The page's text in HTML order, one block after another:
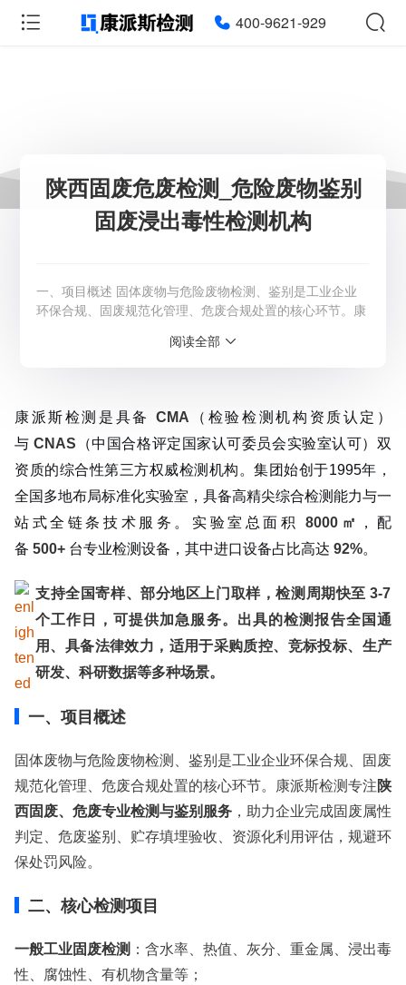
400-9621-929
陕西固废危废检测_危险废物鉴别
固废浸出毒性检测机构
一、项目概述 固体废物与危险废物检测、鉴别是工业企业
环保合规、固废规范化管理、危废合规处置的核心环节。康
企业完成固废属性判定、危废鉴别、贮存填埋验收、资源化
腐蚀性、有机物含量等； 危险
服务范围：全国
检测周期：5-7个工作日，可加急
相关资质：可提供CMA、CNAS检测报告
服务模式：快递寄样、现场取样、人工送样
服务对象：企事业单位、高等院校、科研院所
服务方向：采购销售、竞标投标、生产研发、科研数据、诊
断优化、司法服务
外标准、非标定制
阅读全部
康派斯检测是具备 CMA （检验检测机构资质认定）
与CNAS （中国合格评定国家认可委员会实验室认可）双
资质的综合性第三方权威检测机构。集团始创于1995年，
全国多地布局标准化实验室，具备高精尖综合检测能力与一
站式全链条技术服务。实验室总面积8000㎡
，配
备 500+ 台专业检测设备，其中进口设备占比高达 92%。
支持全国寄样、部分地区上门取样，检测周期快至3-7
个工作日，可提供加急服务。出具的检测报告全国通
用、具备法律效力，适用于采购质控、竞标投标、生产
研发、科研数据等多种场景。
一、项目概述
固体废物与危险废物检测、鉴别是工业企业环保合规、固废
规范化管理、危废合规处置的核心环节。康派斯检测专注陕
西固废、危废专业检测与鉴别服务 ，助力企业完成固废属性
判定、危废鉴别、贮存填埋验收、资源化利用评估，规避环
保处罚风险。
二、核心检测项目
一般工业固废检测 ：含水率、热值、灰分、重金属、浸出毒
性、腐蚀性、有机物含量等；